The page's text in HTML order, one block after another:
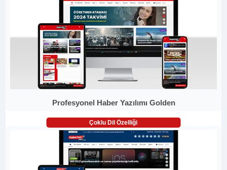
Profesyonel Haber Yazılımı Golden
Çoklu Dil Özelliği